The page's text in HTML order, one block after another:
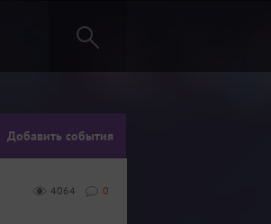
Добавить события
0
4064